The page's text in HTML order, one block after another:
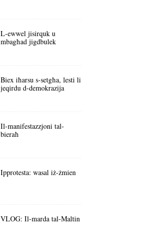
L-ewwel jisirquk u
mbagħad jigdbulek
Biex iħarsu s-setgħa, lesti li
jeqirdu d-demokrazija
Il-manifestazzjoni tal-
bieraħ
Ipprotesta: wasal iż-żmien
VLOG: Il-marda tal-Maltin